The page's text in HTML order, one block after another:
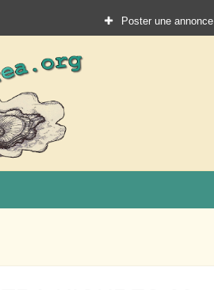
Poster une annonce